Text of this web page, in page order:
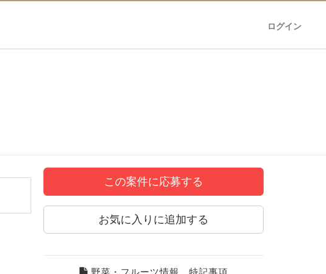
ログイン
この案件に応募する
お気に入りに追加する
野菜・フルーツ情報、特記事項